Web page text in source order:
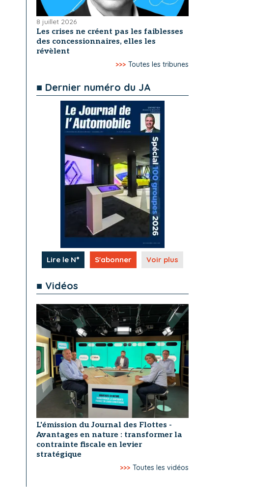
8 juillet 2026
Les crises ne créent pas les faiblesses
des concessionnaires, elles les
révèlent
>>> Toutes les tribunes
■ Dernier numéro du JA
Lire le N° S'abonner Voir plus
■ Vidéos
L'émission du Journal des Flottes -
Avantages en nature : transformer la
contrainte fiscale en levier
stratégique
>>> Toutes les vidéos